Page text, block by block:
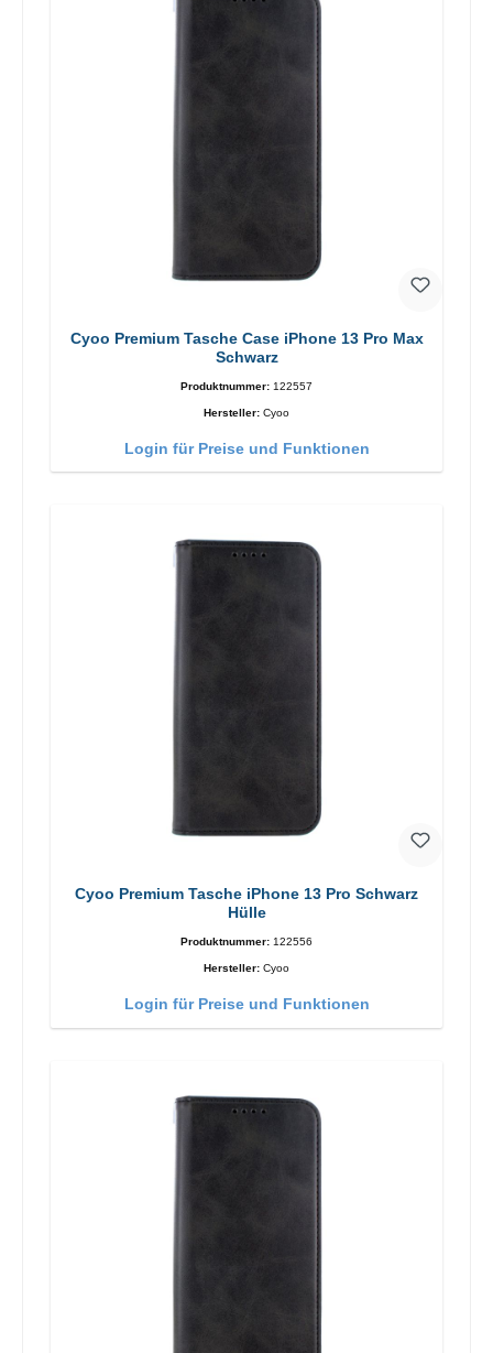
Cyoo Premium Tasche Case iPhone 13 Pro Max
Schwarz
Produktnummer: 122557
Hersteller: Cyoo
Login für Preise und Funktionen
Cyoo Premium Tasche iPhone 13 Pro Schwarz
Hülle
Produktnummer: 122556
Hersteller: Cyoo
Login für Preise und Funktionen